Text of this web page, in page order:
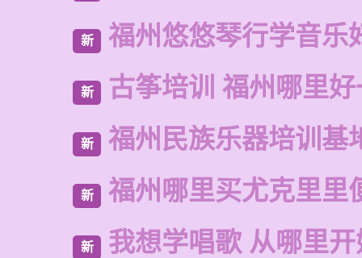
新 福州悠悠琴行学音乐
新 古筝培训 福州哪里
新 福州民族乐器培训基
新 福州哪里买尤克里里
新 我想学唱歌 从哪里开